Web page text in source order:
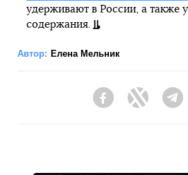
удерживают в России, а также
содержания.
Автор: Елена Мельник
FacebookTwitter